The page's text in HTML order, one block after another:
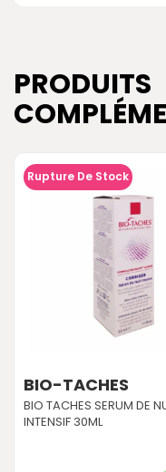
PRODUITS
Rupture De Stock
BIO-TACHES
BIO TACHES SERUM DE
INTENSIF 30ML